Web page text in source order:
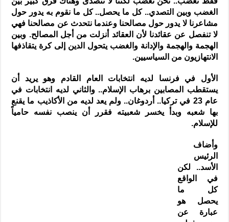
الغضب وبين التصدي.. كل ما يحصل.. كل ما نقوم به يدور حول
مشاعرنا لا يدور حول مصالحنا وعندما نتحدث عن مصالحنا فهي
لا تنفصل عن عقائدنا لأن العقائد أنزلت من أجل المصالح. وبين
الهجمة والهجمة والإدانة والغضب يتحول الدين إلى كرة يتقاذفها
الانتهازيون من السياسيين.
الأول في فرنسا لديه انتخابات العام القادم وهو يريد أن
يستقطب المصابين برهاب الإسلام.. والثاني لديه انتخابات في
عام 23 في تركيا.. أردوغان.. ولم يعد لديه من الأكاذيب ما يقنع
بها شعبه وبدأ يخسر شعبيته فقرر أن ينصب نفسه حامياً
للإسلام.
وأضاف
الرئيس
الأسد.. لكن
في الواقع
كل ما
يحصل هو
عبارة عن